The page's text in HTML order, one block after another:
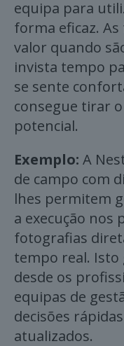
equipa para
forma eficaz.
valor quando
invista tempo
se sente
consegue tirar
potencial.
Exemplo: A
de campo com
lhes permitem
a execução nos
fotografias
tempo real.
desde os
equipas de
decisões
atualizados.